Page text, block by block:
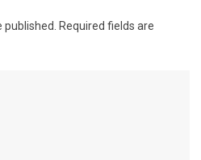
Required fields are